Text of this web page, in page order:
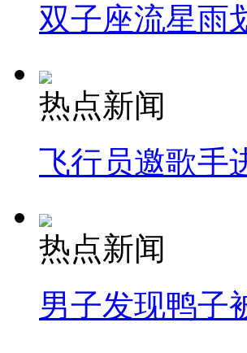
双子座流星雨
热点新闻
飞行员邀歌手
热点新闻
男子发现鸭子